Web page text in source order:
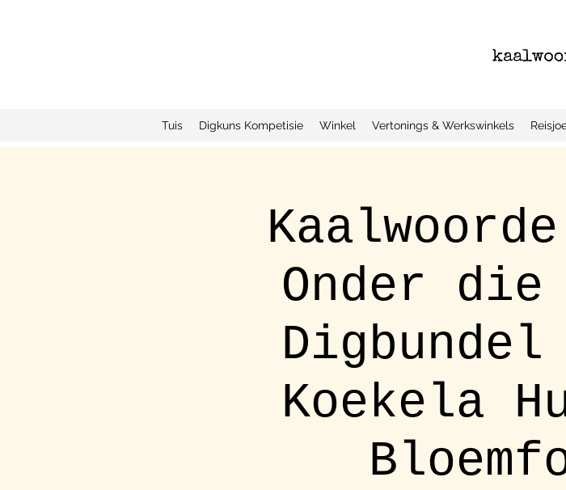
Tuis Digkuns Kompetisie Winkel Vertonings & Werkswinkels
Onder
Digbundel
Koekela